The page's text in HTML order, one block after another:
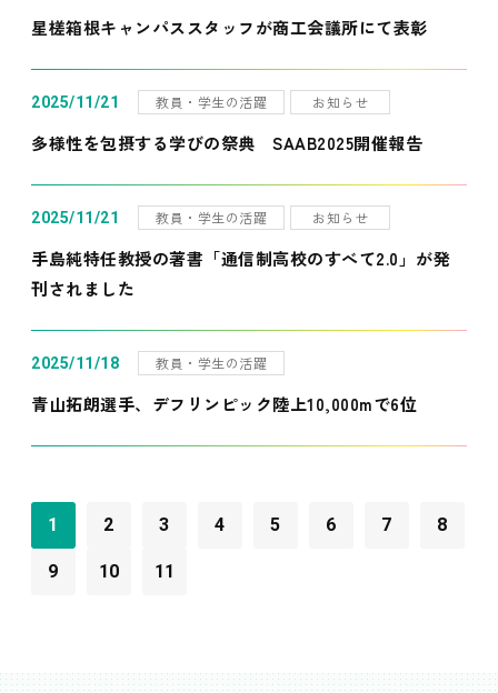
星槎箱根キャンパススタッフが商工会議所にて表彰
2025/11/21 教員・学生の活躍 お知らせ
多様性を包摂する学びの祭典 SAAB2025開催報告
2025/11/21 教員・学生の活躍 お知らせ
手島純特任教授の著書「通信制高校のすべて2.0」が発
刊されました
2025/11/18 教員・学生の活躍
青山拓朗選手、デフリンピック陸上10,000mで6位
1 2 3 4 5 6 7 8
9 10 11